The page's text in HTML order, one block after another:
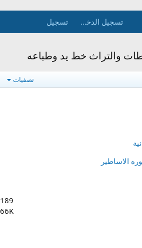
تسجيل الدخول تسجيل
والتراث خط يد وطباعه
تصفيات
الاساطير
189
66K